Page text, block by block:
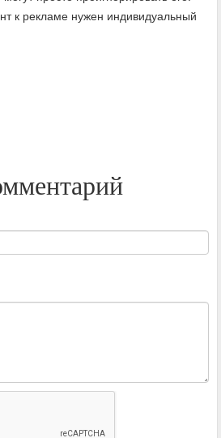
к рекламе нужен индивидуальный